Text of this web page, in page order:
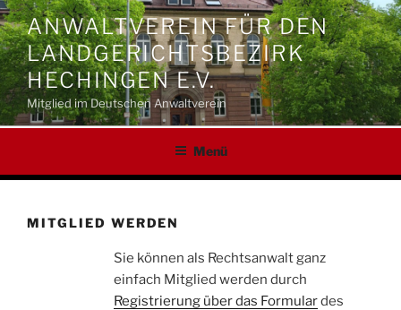
Zum
Inhalt
springen
ANWALTVEREIN FÜR DEN
LANDGERICHTSBEZIRK
HECHINGEN E.V.
Mitglied im Deutschen Anwaltverein
Menü
MITGLIED WERDEN
Sie können als Rechtsanwalt ganz
einfach Mitglied werden durch
Registrierung über das Formulardes